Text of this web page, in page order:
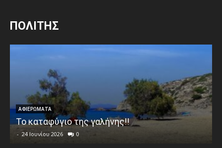
ΠΟΛΙΤΗΣ
ΑΦΙΕΡΩΜΑΤΑ
Το καταφύγιο της γαλήνης!!
- 24 Ιουνίου 2026 0